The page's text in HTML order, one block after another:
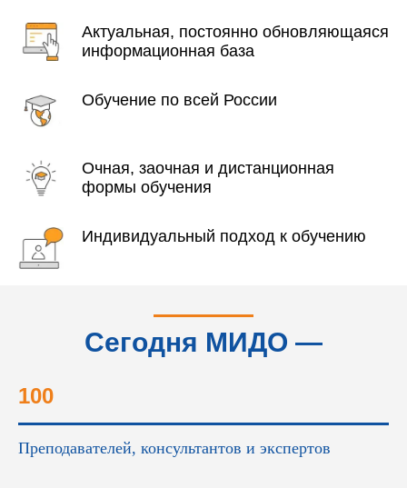
Актуальная, постоянно обновляющаяся
информационная база
Обучение по всей России
Очная, заочная и дистанционная
формы обучения
Индивидуальный подход к обучению
Сегодня МИДО —
100
Преподавателей, консультантов и экспертов